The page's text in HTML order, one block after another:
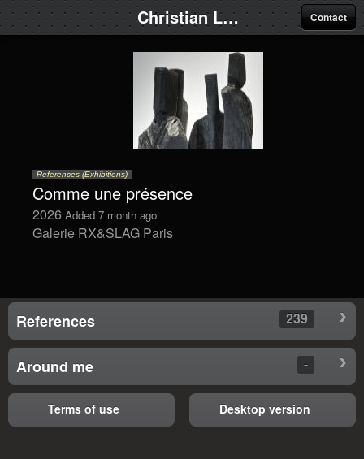
Christian Lapie Contact
References (Exhibitions)
Comme une présence
2026 Added 7 month ago
Galerie RX&SLAG Paris
References 239
Around me -
Terms of use Desktop version